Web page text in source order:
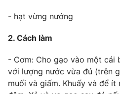
VTV4
VTV9
Liên hệ tòa soạn
- hạt vừng nướng
2. Cách làm
- Cơm: Cho gạo vào một cái
với lượng nước vừa đủ (trên
muối và giấm. Khuấy và để ít